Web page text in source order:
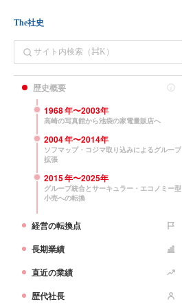
The社史
歴史概要
1968年〜2003年
高崎の写真館から池袋の家電量販店へ
2004年〜2014年
ソフマップ・コジマ取り込みによるグループ
拡張
2015年〜2025年
グループ統合とサーキュラー・エコノミー型
小売への転換
経営の転換点
長期業績
直近の業績
歴代社長